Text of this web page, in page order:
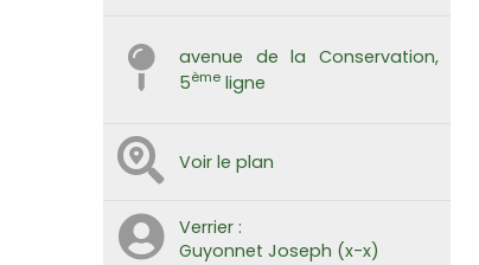
avenue de la Conservation,
5ème ligne
Voir le plan
Verrier :
Guyonnet Joseph (x-x)